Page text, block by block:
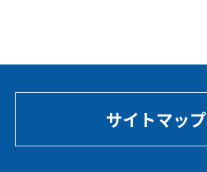
サイトマップ